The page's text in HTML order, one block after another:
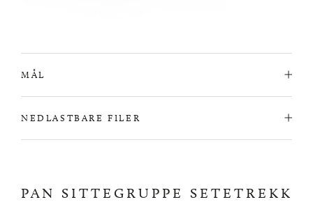
MÅL
NEDLASTBARE FILER
PAN SITTEGRUPPE SETETREKK